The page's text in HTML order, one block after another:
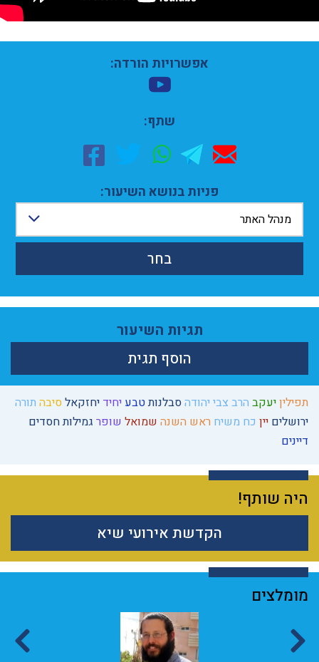
תפיליןיעקב הרב צבי יהודהסבלנותטבע יחיד יחזקאלסיבה תורה
ירושלים יין כח משיח ראש השנה שמואל שופר גמילות חסדים
דיינים
היה שותף!
הקדשת אירועי שיא
אפשרויות הורדה:
שתף:
פניות בנושא השיעור:
מנהל האתר
בחר
תגיות השיעור
הוסף תגית
מומלצים